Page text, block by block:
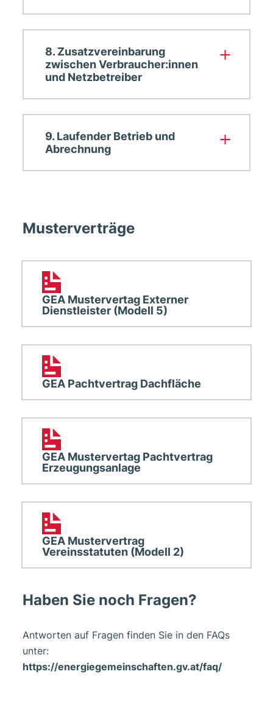
8. Zusatzvereinbarung
zwischen Verbraucher:innen
und Netzbetreiber
9. Laufender Betrieb und
Abrechnung
Musterverträge
GEA Mustervertag Externer
Dienstleister (Modell 5)
GEA Pachtvertrag Dachfläche
GEA Mustervertag Pachtvertrag
Erzeugungsanlage
GEA Mustervertrag
Vereinsstatuten (Modell 2)
Haben Sie noch Fragen?
Antworten auf Fragen finden Sie in den FAQs
unter:
https://energiegemeinschaften.gv.at/faq/